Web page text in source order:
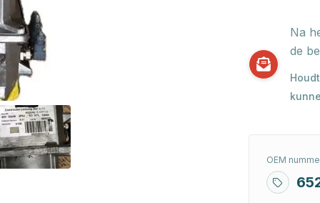
Na
de
OEM